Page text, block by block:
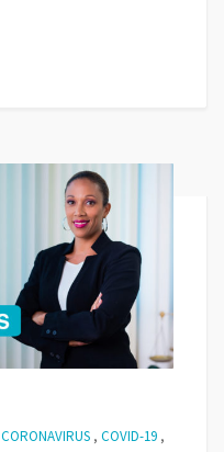
CORONAVIRUS , COVID-19 ,